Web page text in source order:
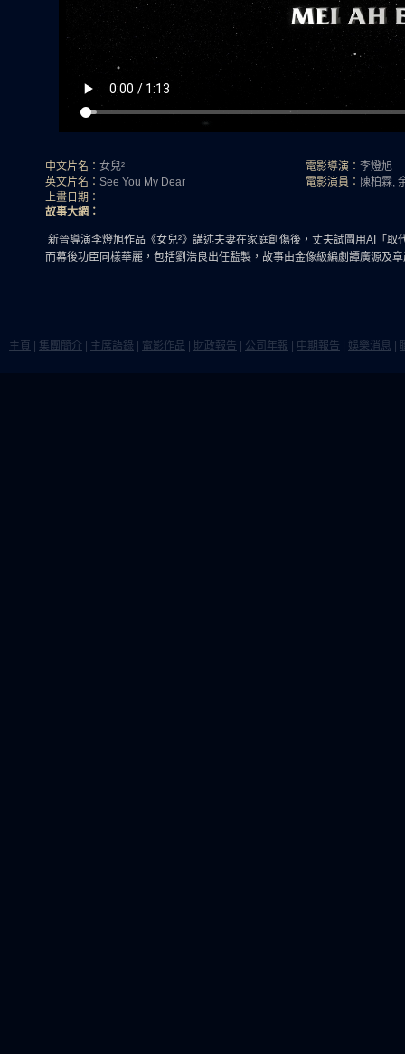
中文片名： 女兒² 電影導演： 李燈旭
英文片名： See You My Dear 電影演員： 陳柏霖,
上畫日期：
故事大網：
新晉導演李燈旭作品《女兒²》講述夫妻在家庭創傷後，丈夫試圖用AI「
而幕後功臣同樣華麗，包括劉浩良出任監製，故事由金像級編劇譚廣源及
主頁 集團簡介 主席語錄 電影作品 財政報告 公司年報 中期報告 娛樂消息